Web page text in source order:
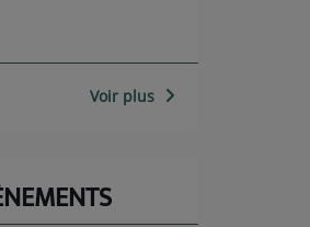
Voir plus